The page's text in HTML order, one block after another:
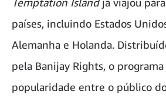
países, incluindo Estados
Alemanha e Holanda.
pela Banijay Rights, o
popularidade entre o público